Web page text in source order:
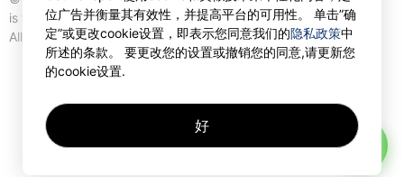
is trademark of Gettransport International Limited.
All rights reserved.
位广告并衡量其有效性，并提高平台的可用性。 单击”确
定”或更改cookie设置，即表示您同意我们的隐私政策中
所述的条款。 要更改您的设置或撤销您的同意,请更新您
的cookie设置.
好
AI